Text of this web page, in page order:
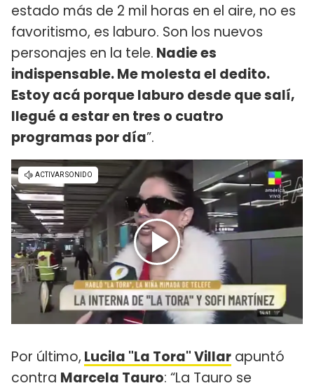
estado más de 2 mil horas en el aire, no es
favoritismo, es laburo. Son los nuevos
personajes en la tele. Nadie es
indispensable. Me molesta el dedito.
Estoy acá porque laburo desde que salí,
llegué a estar en tres o cuatro
programas por día”.
Por último, Lucila "La Tora" Villar apuntó
contra Marcela Tauro: “La Tauro se